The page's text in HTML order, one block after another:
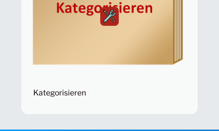
Kategorisieren